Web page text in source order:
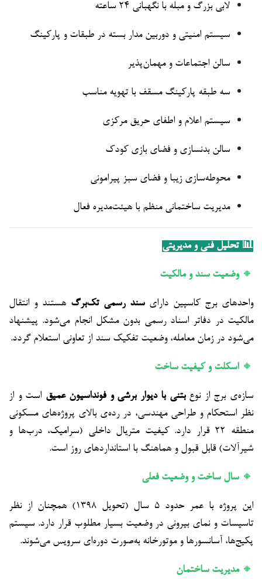
لابی بزرگ و مبله با نگهبانی ۲۴ ساعته
سیستم امنیتی و دوربین مدار بسته در طبقات و پارکینگ
سالن اجتماعات و مهمان‌پذیر
سه طبقه پارکینگ مسقف با تهویه مناسب
سیستم اعلام و اطفای حریق مرکزی
سالن بدنسازی و فضای بازی کودک
محوطه‌سازی زیبا و فضای سبز پیرامونی
مدیریت ساختمانی منظم با هیئت‌مدیره فعال
📊 تحلیل فنی و مدیریتی
🔸وضعیت سند و مالکیت
واحدهای برج کاسپین دارایسند رسمی تک‌برگ هستند و انتقال
مالکیت در دفاتر اسناد رسمی بدون مشکل انجام می‌شود. پیشنهاد
می‌شود در زمان معامله، وضعیت تفکیک سند از تعاونی استعلام گردد.
🔸اسکلت و کیفیت ساخت
سازه‌ی برج از نوعبتنی با دیوار برشی و فونداسیون عمیق است و از
نظر استحکام و طراحی مهندسی، در رده‌ی بالای پروژه‌های مسکونی
منطقه ۲۲ قرار دارد. کیفیت متریال داخلی (سرامیک، درب‌ها و
شیرآلات) قابل قبول و هماهنگ با استانداردهای روز است.
🔸سال ساخت و وضعیت فعلی
این پروژه با عمر حدود ۵ سال (تحویل ۱۳۹۸) همچنان از نظر
تاسیسات و نمای بیرونی در وضعیت بسیار مطلوب قرار دارد. سیستم
پکیج‌ها، آسانسورها و موتورخانه به‌صورت دوره‌ای سرویس می‌شوند.
🔸مدیریت ساختمان